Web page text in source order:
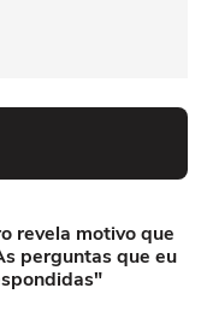
revela motivo que
perguntas que eu